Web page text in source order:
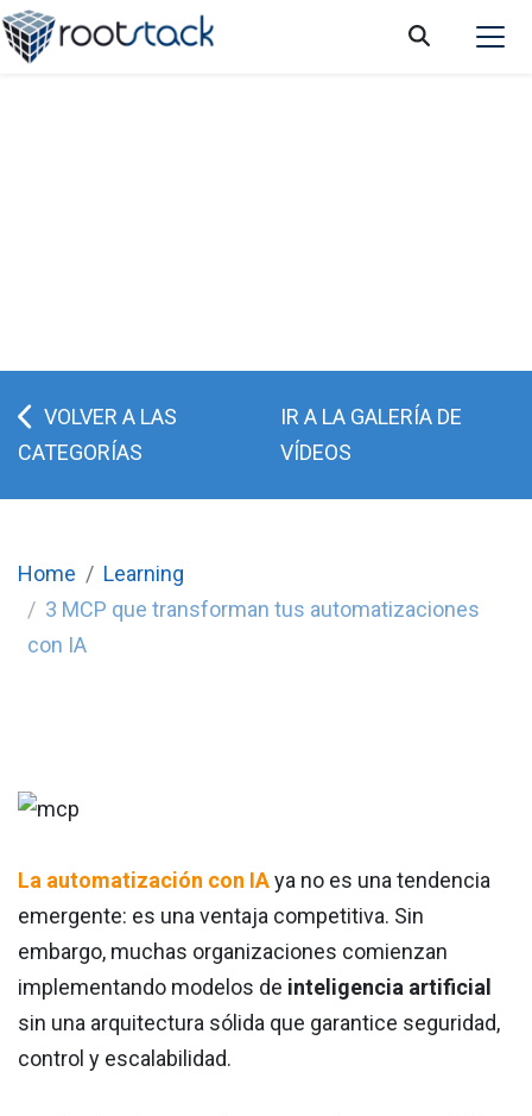
VOLVER A LAS
CATEGORÍAS
IR A LA GALERÍA DE
VÍDEOS
Home
Learning
3 MCP que transforman tus automatizaciones
con IA
La automatización con IAya no es una tendencia
emergente: es una ventaja competitiva. Sin
embargo, muchas organizaciones comienzan
implementando modelos de inteligencia artificial
sin una arquitectura sólida que garantice seguridad,
control y escalabilidad.